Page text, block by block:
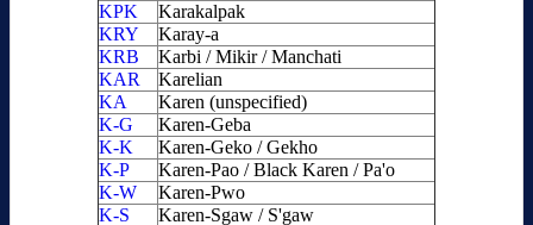
KPK
Karakalpak
KRY
Karay-a
KRB
Karbi / Mikir / Manchati
KAR
Karelian
KA
Karen (unspecified)
K-G
Karen-Geba
K-K
Karen-Geko / Gekho
K-P
Karen-Pao / Black Karen / Pa'o
K-W
Karen-Pwo
K-S
Karen-Sgaw / S'gaw